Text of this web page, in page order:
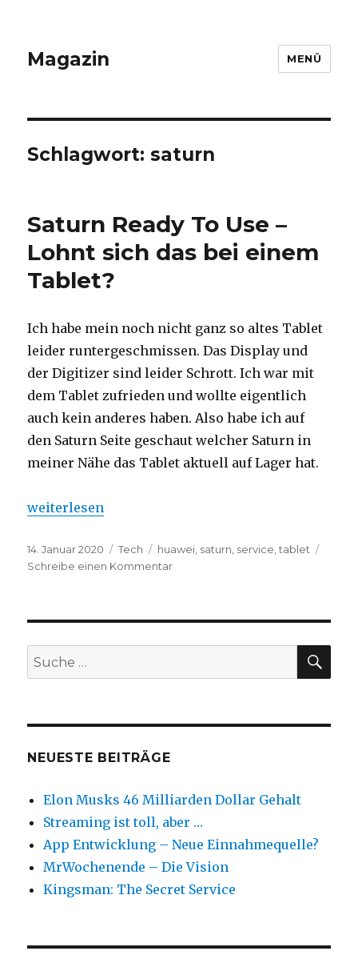
Magazin MENÜ
Schlagwort: saturn
Saturn Ready To Use –
Lohnt sich das bei einem
Tablet?
Ich habe mein noch nicht ganz so altes Tablet
leider runtergeschmissen. Das Display und
der Digitizer sind leider Schrott. Ich war mit
dem Tablet zufrieden und wollte eigentlich
auch kein anderes haben. Also habe ich auf
den Saturn Seite geschaut welcher Saturn in
meiner Nähe das Tablet aktuell auf Lager hat.
„Saturn Ready To Use – Lohnt sich das bei einem
weiterlesen
Veröffentlicht
am
14. Januar 2020 Kategorien
Tech Schlagwörter
huawei saturn service ,tablet
Schreibe einen Kommentar
–
Suche
nach:
NEUESTE BEITRÄGE
Elon Musks 46 Milliarden Dollar Gehalt
Streaming ist toll, aber …
App Entwicklung – Neue Einnahmequelle?
MrWochenende – Die Vision
Kingsman: The Secret Service